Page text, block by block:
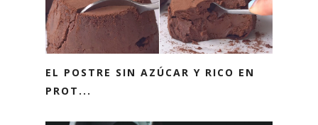
EL POSTRE SIN AZÚCAR Y RICO EN
PROT...